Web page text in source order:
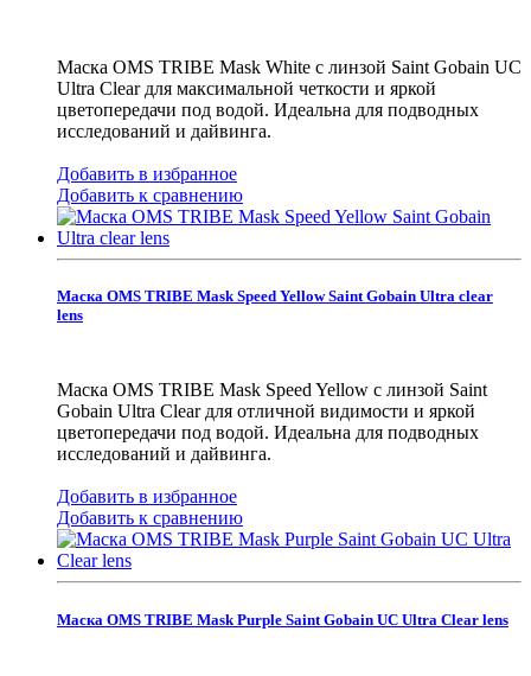
Маска OMS TRIBE Mask White с линзой Saint Gobain UC
Ultra Clear для максимальной четкости и яркой
цветопередачи под водой. Идеальна для подводных
исследований и дайвинга.
Добавить в избранное
Добавить к сравнению
Маска OMS TRIBE Mask Speed Yellow Saint Gobain Ultra clear
lens
Маска OMS TRIBE Mask Speed Yellow с линзой Saint
Gobain Ultra Clear для отличной видимости и яркой
цветопередачи под водой. Идеальна для подводных
исследований и дайвинга.
Добавить в избранное
Добавить к сравнению
Маска OMS TRIBE Mask Purple Saint Gobain UC Ultra Clear lens